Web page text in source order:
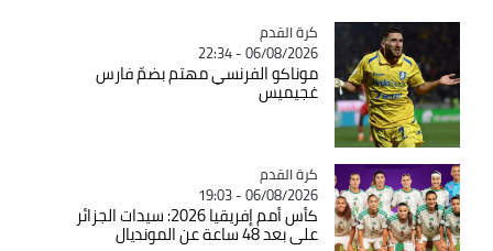
Catégorie
كرة القدم
06/08/2026 - 22:34
موناكو الفرنسي مهتم بضمّ فارس
غجيميس
Catégorie
كرة القدم
06/08/2026 - 19:03
كأس أمم إفريقيا 2026: سيدات الجزائر
على بعد 48 ساعة عن المونديال